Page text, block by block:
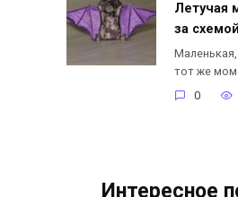
Летучая
за
тот же
0
Интересное